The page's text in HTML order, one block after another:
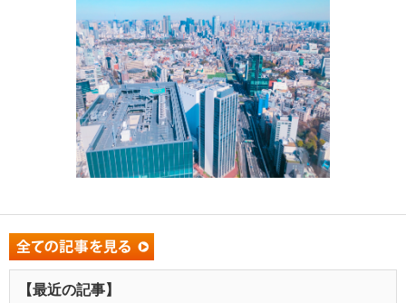
【最近の記事】